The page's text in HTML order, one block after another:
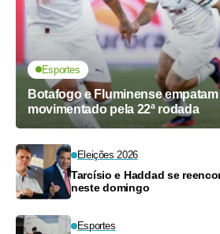
Esportes
Botafogo e Fluminense
movimentado pela 22ª rodada
Eleições 2026
Tarcísio e Haddad se
neste domingo
Esportes